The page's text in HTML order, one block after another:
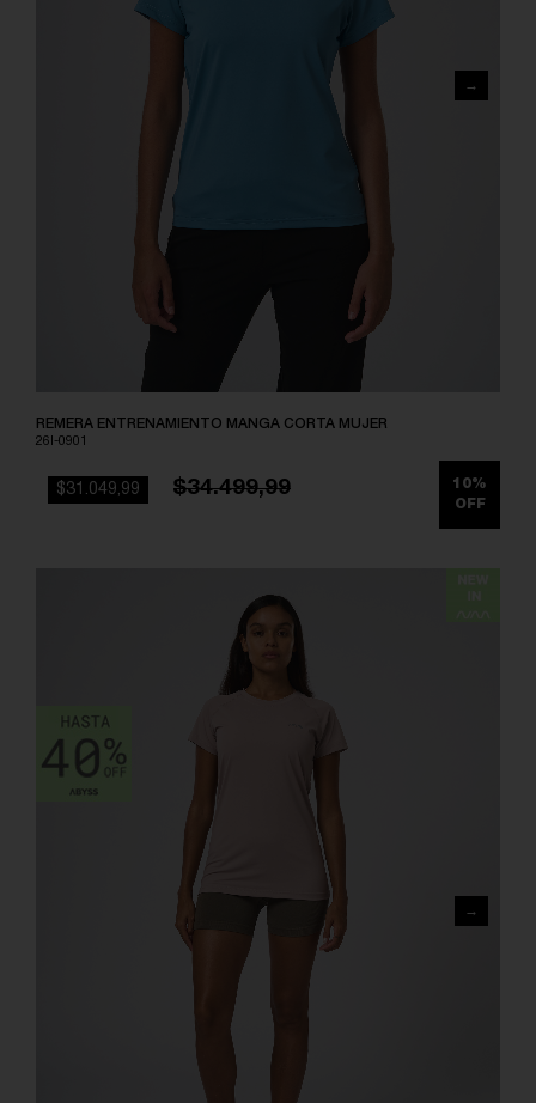
REMERA ENTRENAMIENTO MANGA CORTA MUJER
26I-0901
$31.049,99 $34.499,99
10%
OFF